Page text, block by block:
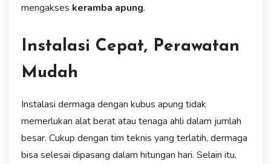
mengakses keramba apung.
Instalasi Cepat, Perawatan
Mudah
Instalasi dermaga dengan kubus apung tidak
memerlukan alat berat atau tenaga ahli dalam jumlah
besar. Cukup dengan tim teknis yang terlatih, dermaga
bisa selesai dipasang dalam hitungan hari. Selain itu,